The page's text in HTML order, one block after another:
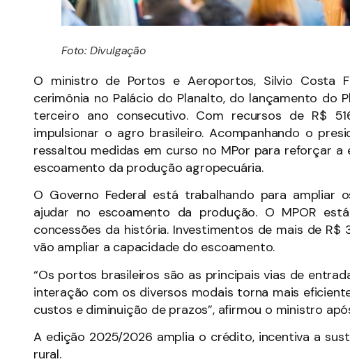
Foto: Divulgação
O ministro de Portos e Aeroportos, Silvio Costa
cerimônia no Palácio do Planalto, do lançamento do
terceiro ano consecutivo. Com recursos de R$
impulsionar o agro brasileiro. Acompanhando o
ressaltou medidas em curso no MPor para reforçar
escoamento da produção agropecuária.
O Governo Federal está trabalhando para ampliar
ajudar no escoamento da produção. O MPOR
concessões da história. Investimentos de mais de R$
vão ampliar a capacidade do escoamento.
“Os portos brasileiros são as principais vias de
interação com os diversos modais torna mais
custos e diminuição de prazos”, afirmou o ministro
A edição 2025/2026 amplia o crédito, incentiva a
rural.